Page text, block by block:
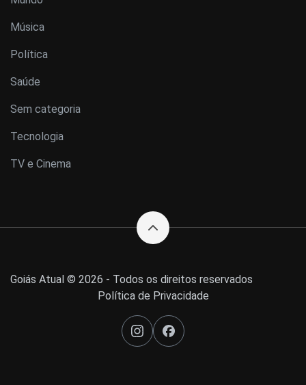
Música
Política
Saúde
Sem categoria
Tecnologia
TV e Cinema
Goiás Atual © 2026 - Todos os direitos reservados
Política de Privacidade